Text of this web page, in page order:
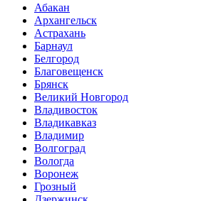
Абакан
Архангельск
Астрахань
Барнаул
Белгород
Благовещенск
Брянск
Великий Новгород
Владивосток
Владикавказ
Владимир
Волгоград
Вологда
Воронеж
Грозный